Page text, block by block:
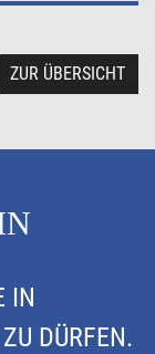
ZUR ÜBERSICHT
IN
DÜRFEN.